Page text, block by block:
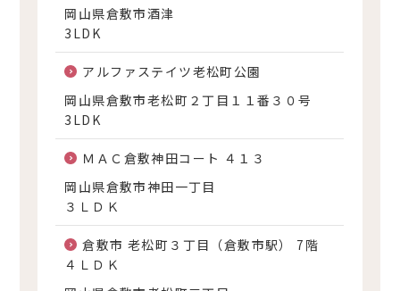
岡山県倉敷市酒津
3LDK
アルファステイツ老松町公園
岡山県倉敷市老松町２丁目１１番３０号
3LDK
ＭＡＣ倉敷神田コート ４１３
岡山県倉敷市神田一丁目
３ＬＤＫ
倉敷市 老松町３丁目（倉敷市駅） 7階
４ＬＤＫ